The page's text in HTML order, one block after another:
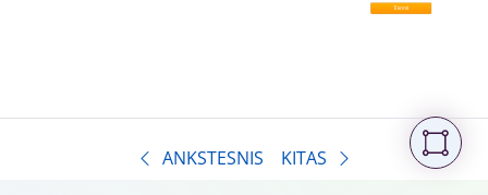
ANKSTESNIS KITAS